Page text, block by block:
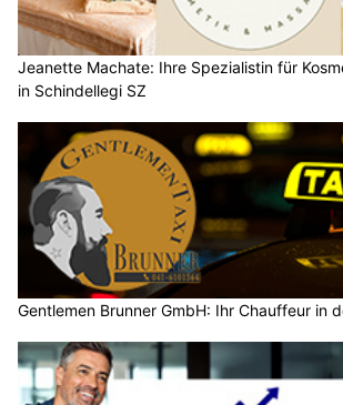
Jeanette Machate: Ihre Spezialistin für
in Schindellegi SZ
Gentlemen Brunner GmbH: Ihr Chauffeur in